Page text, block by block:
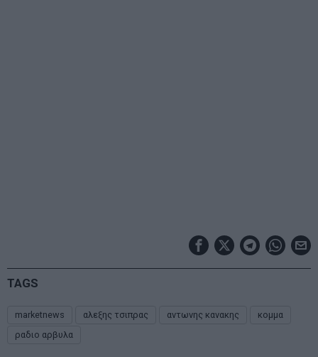
TAGS
marketnews αλεξης τσιπρας αντωνης κανακης
κομμα
ραδιο αρβυλα